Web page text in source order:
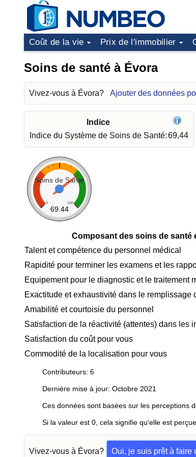
Coût de la vie Prix de l'immobilier
Soins de santé à Évora
Vivez-vous à Évora? Ajouter des données
Indice
Indice du Système de Soins de Santé:69,44
Soins de Santé
0 100
69.44
Composant des soins de santé
Talent et compétence du personnel médical
Rapidité pour terminer les examens et les
Equipement pour le diagnostic et le traitement
Exactitude et exhaustivité dans le remplissage
Amabilité et courtoisie du personnel
Satisfaction de la réactivité (attentes) dans les
Satisfaction du coût pour vous
Commodité de la localisation pour vous
Contributeurs: 6
Dernière mise à jour: Octobre 2021
Ces données sont basées sur les perceptions
Si la valeur est 0, cela signifie qu'elle est
Vivez-vous à Évora? Oui, je suis prêt à faire